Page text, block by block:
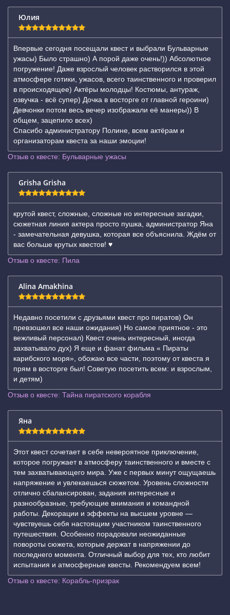
Юлия
Впервые сегодня посещали квест и выбрали Бульварные
ужасы) Было страшно) А порой даже очень!)) Абсолютное
погружение! Даже взрослый человек растворился в этой
атмосфере готики, ужасов, всего таинственного и проверил
в происходящее) Актёры молодцы! Костюмы, антураж,
озвучка - всё супер) Дочка в восторге от главной героини)
Девчонки потом весь вечер изображали её манеры)) В
общем, зацепило всех)
Спасибо администратору Полине, всем актёрам и
организаторам квеста за наши эмоции!
Отзыв о квесте: Бульварные ужасы
Grisha Grisha
крутой квест, сложные, сложные но интересные загадки,
сюжетная линия актера просто пушка, администратор Яна
- замечательная девушка, которая все объяснила. Ждём от
вас больше крутых квестов! ♥️
Отзыв о квесте: Пила
Alina Amakhina
Недавно посетили с друзьями квест про пиратов) Он
превзошел все наши ожидания) Но самое приятное - это
вежливый персонал) Квест очень интересный, иногда
захватывало дух) Я еще и фанат фильма « Пираты
карибского моря», обожаю все части, поэтому от квеста я
прям в восторге был! Советую посетить всем: и взрослым,
и детям)
Отзыв о квесте: Тайна пиратского корабля
Яна
Этот квест сочетает в себе невероятное приключение,
которое погружает в атмосферу таинственного и вместе с
тем захватывающего мира. Уже с первых минут ощущаешь
напряжение и увлекаешься сюжетом. Уровень сложности
отлично сбалансирован, задания интересные и
разнообразные, требующие внимания и командной
работы. Декорации и эффекты на высшем уровне —
чувствуешь себя настоящим участником таинственного
путешествия. Особенно порадовали неожиданные
повороты сюжета, которые держат в напряжении до
последнего момента. Отличный выбор для тех, кто любит
испытания и атмосферные квесты. Рекомендуем всем!
Отзыв о квесте: Корабль-призрак